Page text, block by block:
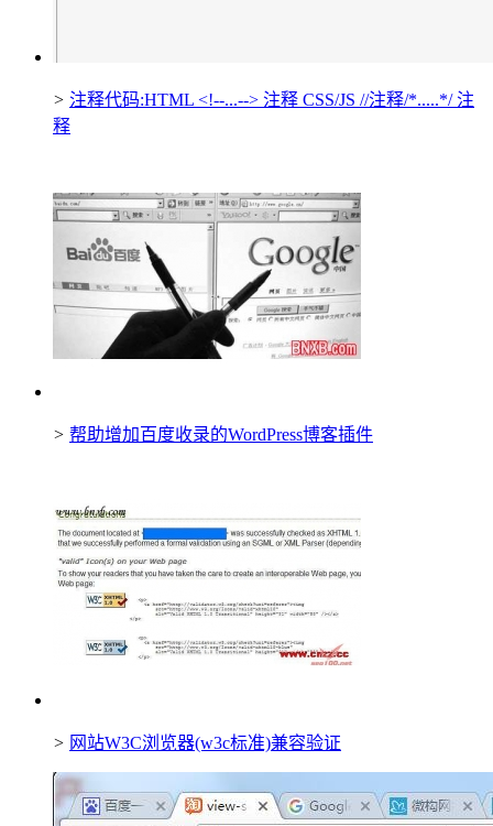
> 注释代码:HTML <!--...--> 注释 CSS/JS //注释/*.....*/ 注
释
> 帮助增加百度收录的WordPress博客插件
> 网站W3C浏览器(w3c标准)兼容验证